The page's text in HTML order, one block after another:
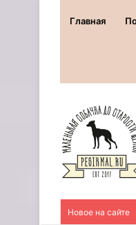
Главная
Новое на сайте